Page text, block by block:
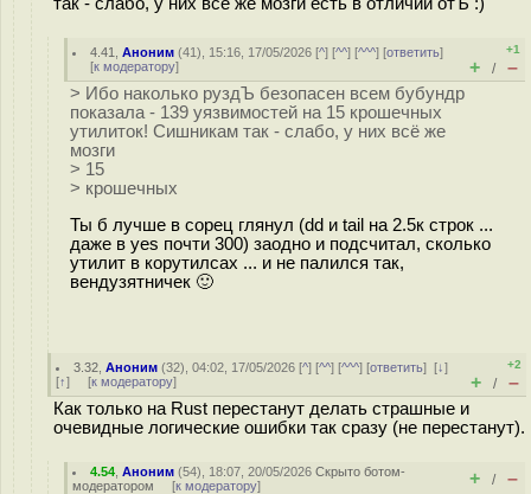
4.41 ,Аноним (41), 15:16, 17/05/2026 [^] [^^] [^^^] [ответить]
[к модератору]
+1
+ / –
> Ибо наколько руздЪ безопасен всем бубундр
показала - 139 уязвимостей на 15 крошечных
утилиток! Сишникам так - слабо, у них всё же
мозги
> 15
> крошечных
Ты б лучше в сорец глянул (dd и tail на 2.5к строк ...
даже в yes почти 300) заодно и подсчитал, сколько
утилит в корутилсах ... и не палился так,
вендузятничек 🙂
3.32 ,Аноним (32), 04:02, 17/05/2026 [^] [^^] [^^^] [ответить][↓]
[↑] [к модератору]
+2
+ / –
Как только на Rust перестанут делать страшные и
очевидные логические ошибки так сразу (не перестанут).
4.54 ,Аноним (54), 18:07, 20/05/2026Скрыто ботом-
модератором [к модератору] + / –